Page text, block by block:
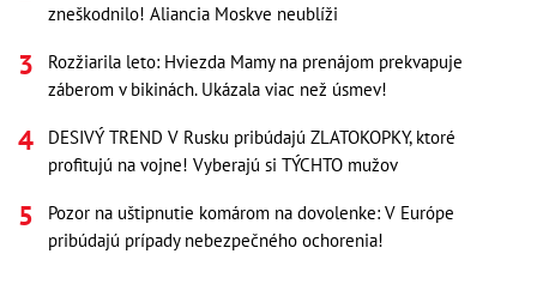
zneškodnilo! Aliancia Moskve neublíži
Rozžiarila leto: Hviezda Mamy na prenájom prekvapuje
záberom v bikinách. Ukázala viac než úsmev!
DESIVÝ TREND V Rusku pribúdajú ZLATOKOPKY, ktoré
profitujú na vojne! Vyberajú si TÝCHTO mužov
Pozor na uštipnutie komárom na dovolenke: V Európe
pribúdajú prípady nebezpečného ochorenia!